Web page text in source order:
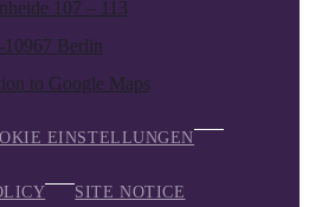
107 – 113
10967 Berlin
to Google Maps
EINSTELLUNGEN
SITE NOTICE